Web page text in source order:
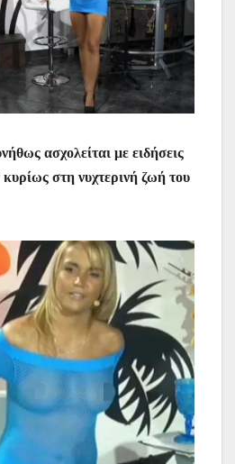
ασχολείται με ειδήσεις
στη νυχτερινή ζωή του